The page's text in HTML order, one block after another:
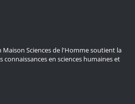
Maison Sciences de l'Homme soutient la
connaissances en sciences humaines et